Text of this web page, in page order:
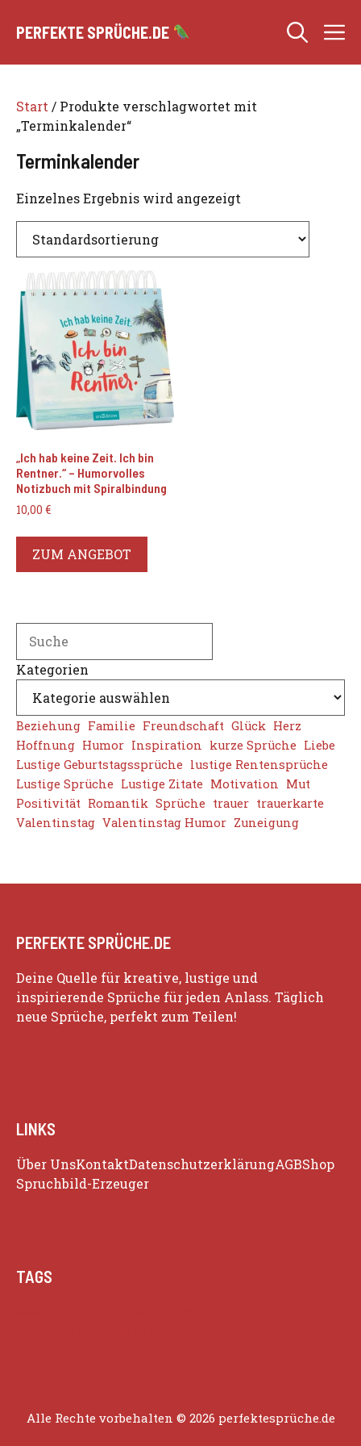
Inhalt
PERFEKTE SPRÜCHE.DE
Start / Produkte verschlagwortet mit
„Terminkalender“
Terminkalender
Einzelnes Ergebnis wird angezeigt
„Ich hab keine Zeit. Ich bin
Rentner.“ – Humorvolles
Notizbuch mit Spiralbindung
10,00 €
ZUM ANGEBOT
Search
Kategorien
Beziehung Familie Freundschaft Glück Herz
Hoffnung Humor Inspiration kurze Sprüche Liebe
Lustige Geburtstagssprüche lustige Rentensprüche
Lustige Sprüche Lustige Zitate Motivation Mut
Positivität Romantik Sprüche trauer trauerkarte
Valentinstag Valentinstag Humor Zuneigung
PERFEKTE SPRÜCHE.DE
Deine Quelle für kreative, lustige und
inspirierende Sprüche für jeden Anlass. Täglich
neue Sprüche, perfekt zum Teilen!
LINKS
Über UnsKontaktDatenschutzerklärungAGBShop
Spruchbild-Erzeuger
TAGS
Alle Rechte vorbehalten © 2026 perfektesprüche.de